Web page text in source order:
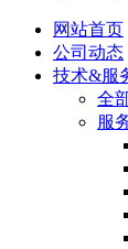
网站首页
公司动态
技术&服
全
服